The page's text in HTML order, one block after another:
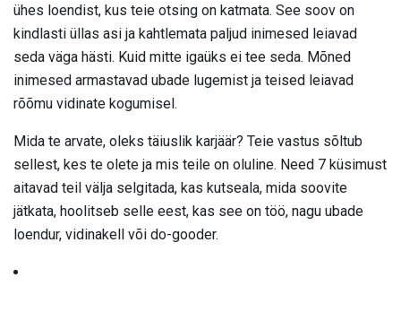
ühes loendist, kus teie otsing on katmata. See soov on
kindlasti üllas asi ja kahtlemata paljud inimesed leiavad
seda väga hästi. Kuid mitte igaüks ei tee seda. Mõned
inimesed armastavad ubade lugemist ja teised leiavad
rõõmu vidinate kogumisel.
Mida te arvate, oleks täiuslik karjäär? Teie vastus sõltub
sellest, kes te olete ja mis teile on oluline. Need 7 küsimust
aitavad teil välja selgitada, kas kutseala, mida soovite
jätkata, hoolitseb selle eest, kas see on töö, nagu ubade
loendur, vidinakell või do-gooder.